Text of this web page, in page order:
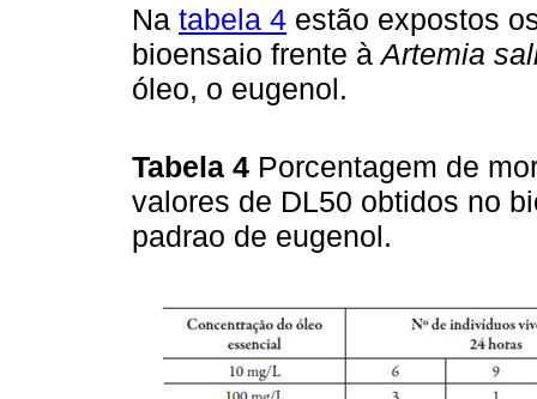
Na tabela 4 estão expostos
bioensaio frente àArtemia
óleo, o eugenol.
Tabela 4 Porcentagem de
valores de DL50 obtidos no
padrao de eugenol.